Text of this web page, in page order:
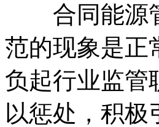
合同能源管
范的现象是正
负起行业监管
以惩处，积极